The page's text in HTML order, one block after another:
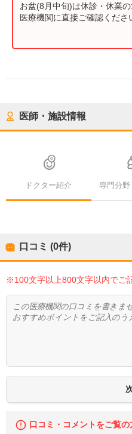
お盆(8月中旬)は休診・休業
医療機関に直接ご確認くださ
医師・施設情報
ドクター紹介 専門分野
口コミ (0件)
※100文字以上800文字以内でご
口コミ・コメントをご覧の